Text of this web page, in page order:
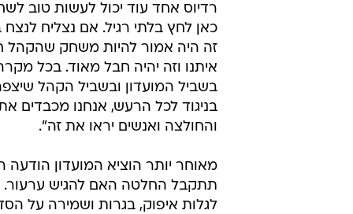
רדיוס אחד עוד יכול לעשות טוב
כאן לחץ בלתי רגיל. אם נצליח
זה היה אמור להיות משחק שהקהל
איתנו וזה יהיה חבל מאוד. בכל
בשביל המועדון ובשביל הקהל
בניגוד לכל הרעש, אנחנו מכבדים
והחולצה ואנשים יראו את זה".
מאוחר יותר הוציא המועדון
תתקבל החלטה האם להגיש ערעור.
לגלות איפוק, בגרות ושמירה על